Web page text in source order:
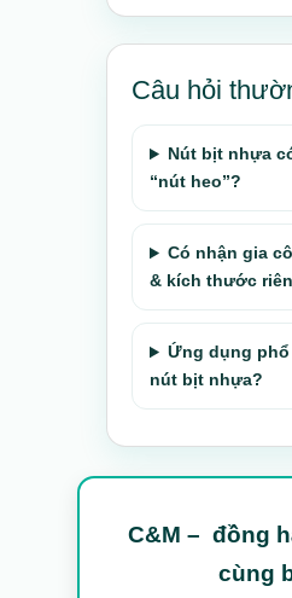
Câu hỏi
Nút bịt nhựa
“nút heo”?
Có nhận gia
& kích thước
Ứng dụng
nút bịt nhựa?
C&M – đồng
cùng